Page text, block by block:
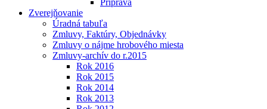
Príprava
Zverejňovanie
Úradná tabuľa
Zmluvy, Faktúry, Objednávky
Zmluvy o nájme hrobového miesta
Zmluvy-archív do r.2015
Rok 2016
Rok 2015
Rok 2014
Rok 2013